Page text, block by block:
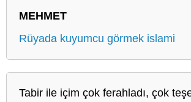
MEHMET
Rüyada kuyumcu görmek islami
Tabir ile içim çok ferahladı, çok